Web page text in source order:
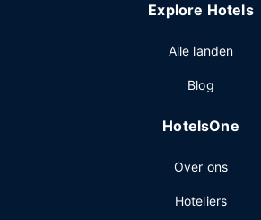
Explore Hotels
Alle landen
Blog
HotelsOne
Over ons
Hoteliers